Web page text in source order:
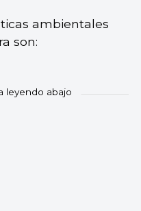
ambientales
son: